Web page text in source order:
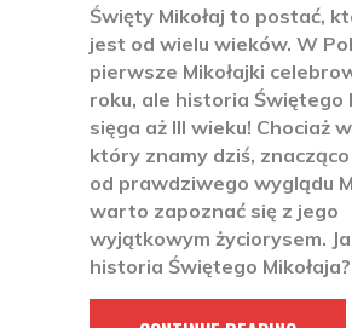
Święty Mikołaj to postać,
jest od wielu wieków. W
pierwsze Mikołajki
roku, ale historia Świętego
sięga aż III wieku! Chociaż
który znamy dziś,
od prawdziwego wyglądu
warto zapoznać się z jego
wyjątkowym życiorysem.
historia Świętego Mikołaja?